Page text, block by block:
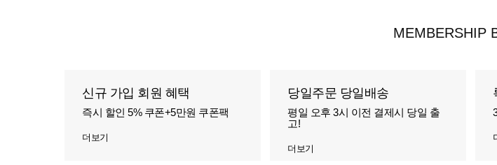
MEMBERSHIP
신규 가입 회원 혜택
즉시 할인 5% 쿠폰+5만원 쿠폰팩
더보기
당일주문 당일배송
평일 오후 3시 이전 결제시 당일 출
고!
더보기